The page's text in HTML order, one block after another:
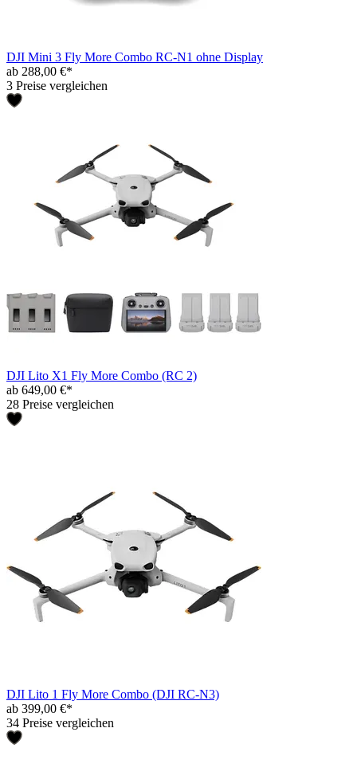
DJI Mini 3 Fly More Combo RC-N1 ohne Display
ab 288,00 €*
3 Preise vergleichen
DJI Lito X1 Fly More Combo (RC 2)
ab 649,00 €*
28 Preise vergleichen
DJI Lito 1 Fly More Combo (DJI RC-N3)
ab 399,00 €*
34 Preise vergleichen